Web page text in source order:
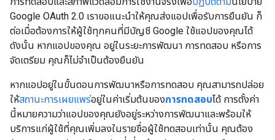
Google OAuth 2.0 เราขอแนะนำให้คุณส่งแอปเพื่อรับการยืนยัน ก็
ต่อเมื่อต้องการให้ผู้ใช้ทุกคนที่มีบัญชี Google ใช้แอปของคุณได้
ดังนั้น หากแอปของคุณ อยู่ในระยะการพัฒนา การทดสอบ หรือการ
จัดเตรียม คุณก็ไม่จำเป็นต้องยืนยัน
หากแอปอยู่ในขั้นตอนการพัฒนาหรือการทดสอบ คุณสามารถปล่อย
ให้สถานะการเผยแพร่อยู่ในค่าเริ่มต้นของการทดสอบได้ การตั้งค่า
นี้หมายความว่าแอปของคุณยังอยู่ระหว่างการพัฒนาและพร้อมให้
บริการแก่ผู้ใช้ที่คุณเพิ่มลงในรายชื่อผู้ใช้ทดสอบเท่านั้น คุณต้อง